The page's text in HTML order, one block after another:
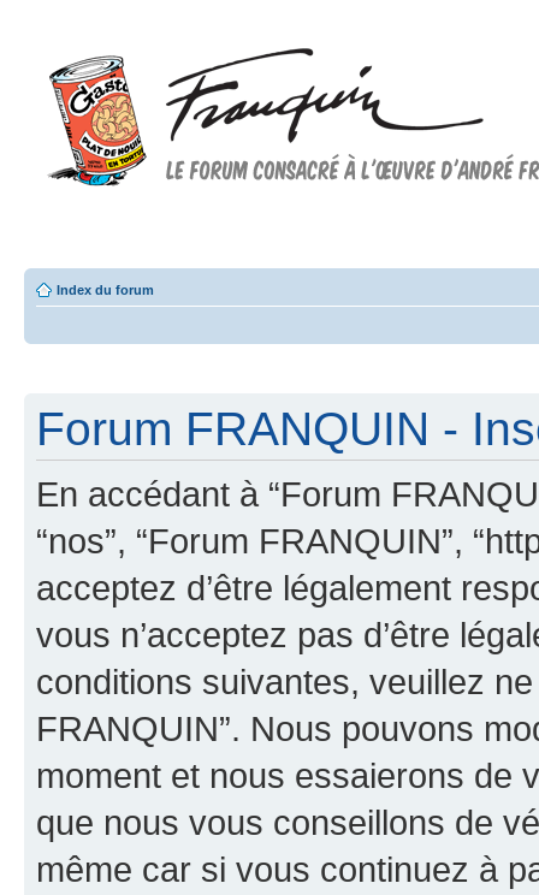
Index du forum
Forum FRANQUIN -
En accédant à “Forum
“nos”, “Forum FRANQUIN”,
acceptez d’être légalement
vous n’acceptez pas d’être
conditions suivantes, veuillez
FRANQUIN”. Nous pouvons
moment et nous essaierons de
que nous vous conseillons de
même car si vous continuez à